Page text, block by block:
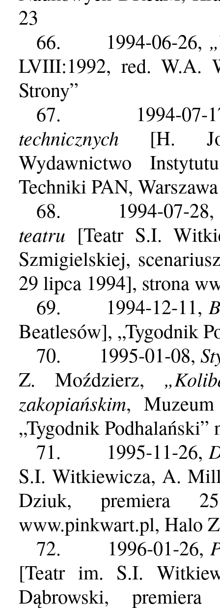
23
66.
1994-06-26,
LVIII:1992, red. W.A.
Strony”
67.
1994-
technicznych [H.
Wydawnictwo
Techniki PAN,
68.
1994-07-28
teatru [Teatr S.I.
Szmigielskiej,
29 lipca 1994], strona
69.
1994-12-11,
Beatlesów], „Tygodnik
70.
1995-01-08,
Z. Moździerz,
zakopiańskim, Muzeum
„Tygodnik Podhalański”
71.
1995-11-26,
S.I. Witkiewicza, A.
Dziuk, premiera
www.pinkwart.pl, Halo
72.
1996-01-26,
[Teatr im. S.I.
Dąbrowski,